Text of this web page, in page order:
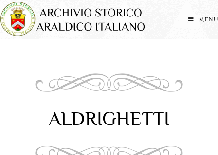
MENU
ALDRIGHETTI